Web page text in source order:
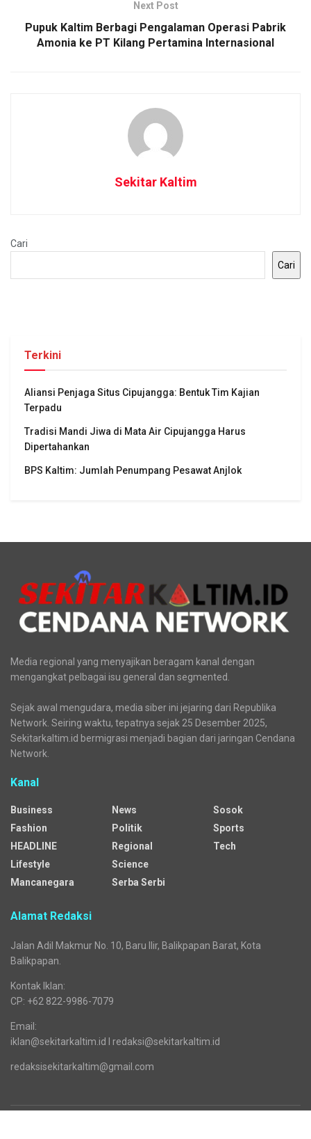
Next Post
Pupuk Kaltim Berbagi Pengalaman Operasi Pabrik
Amonia ke PT Kilang Pertamina Internasional
Sekitar Kaltim
Cari
Cari
Terkini
Aliansi Penjaga Situs Cipujangga: Bentuk Tim Kajian
Terpadu
Tradisi Mandi Jiwa di Mata Air Cipujangga Harus
Dipertahankan
BPS Kaltim: Jumlah Penumpang Pesawat Anjlok
mengangkat pelbagai isu general dan segmented.
Sejak awal mengudara, media siber ini jejaring dari Republika
Network. Seiring waktu, tepatnya sejak 25 Desember 2025,
Network.
Fashion
Politik
Sports